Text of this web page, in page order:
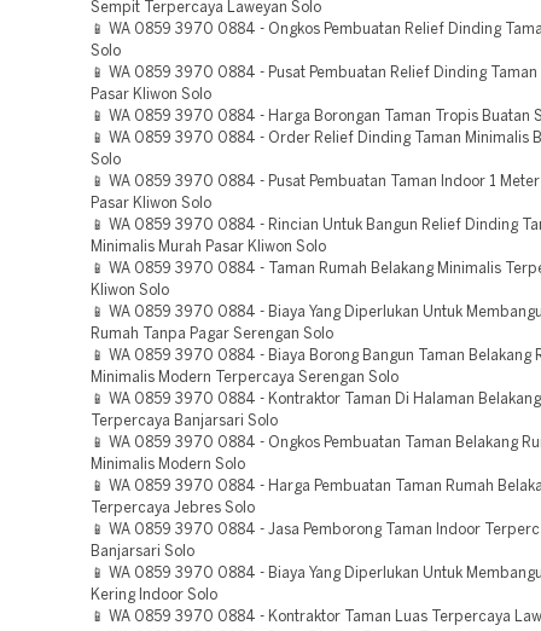
Sempit Terpercaya Laweyan Solo
📱 WA 0859 3970 0884 - Ongkos Pembuatan Relief Dinding
Solo
📱 WA 0859 3970 0884 - Pusat Pembuatan Relief Dinding Taman
Pasar Kliwon Solo
📱 WA 0859 3970 0884 - Harga Borongan Taman Tropis Buatan
📱 WA 0859 3970 0884 - Order Relief Dinding Taman Minimalis
Solo
📱 WA 0859 3970 0884 - Pusat Pembuatan Taman Indoor 1
Pasar Kliwon Solo
📱 WA 0859 3970 0884 - Rincian Untuk Bangun Relief Dinding
Minimalis Murah Pasar Kliwon Solo
📱 WA 0859 3970 0884 - Taman Rumah Belakang Minimalis
Kliwon Solo
📱 WA 0859 3970 0884 - Biaya Yang Diperlukan Untuk
Rumah Tanpa Pagar Serengan Solo
📱 WA 0859 3970 0884 - Biaya Borong Bangun Taman Belakang
Minimalis Modern Terpercaya Serengan Solo
📱 WA 0859 3970 0884 - Kontraktor Taman Di Halaman
Terpercaya Banjarsari Solo
📱 WA 0859 3970 0884 - Ongkos Pembuatan Taman Belakang
Minimalis Modern Solo
📱 WA 0859 3970 0884 - Harga Pembuatan Taman Rumah
Terpercaya Jebres Solo
📱 WA 0859 3970 0884 - Jasa Pemborong Taman Indoor
Banjarsari Solo
📱 WA 0859 3970 0884 - Biaya Yang Diperlukan Untuk
Kering Indoor Solo
📱 WA 0859 3970 0884 - Kontraktor Taman Luas Terpercaya